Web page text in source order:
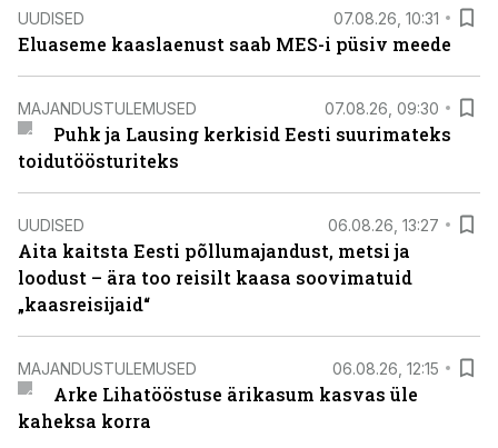
UUDISED 07.08.26, 10:31
Eluaseme kaaslaenust saab MES-i püsiv meede
MAJANDUSTULEMUSED 07.08.26, 09:30
Puhk ja Lausing kerkisid Eesti suurimateks
toidutöösturiteks
UUDISED 06.08.26, 13:27
Aita kaitsta Eesti põllumajandust, metsi ja
loodust – ära too reisilt kaasa soovimatuid
„kaasreisijaid“
MAJANDUSTULEMUSED 06.08.26, 12:15
Arke Lihatööstuse ärikasum kasvas üle
kaheksa korra